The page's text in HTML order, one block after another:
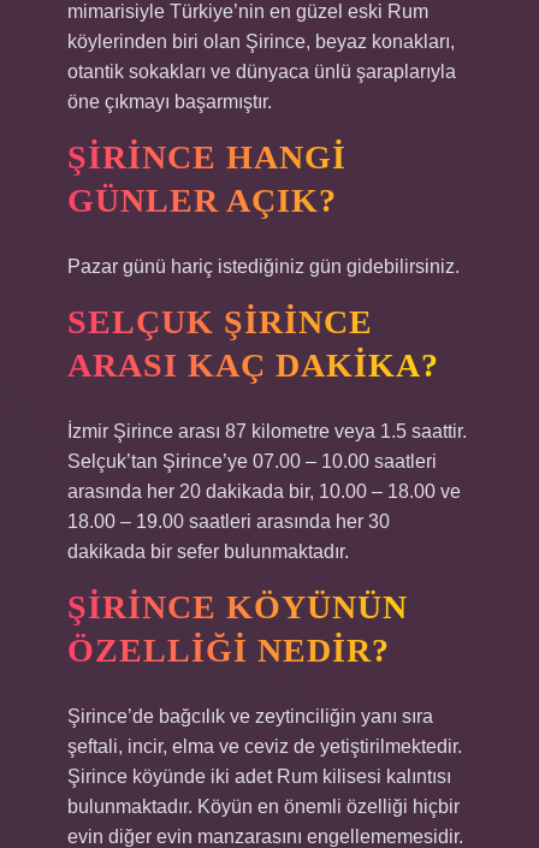
mimarisiyle Türkiye’nin en güzel eski Rum
köylerinden biri olan Şirince, beyaz konakları,
otantik sokakları ve dünyaca ünlü şaraplarıyla
öne çıkmayı başarmıştır.
ŞIRINCE HANGI
GÜNLER AÇIK?
Pazar günü hariç istediğiniz gün gidebilirsiniz.
SELÇUK ŞIRINCE
ARASI KAÇ DAKIKA?
İzmir Şirince arası 87 kilometre veya 1.5 saattir.
Selçuk’tan Şirince’ye 07.00 – 10.00 saatleri
arasında her 20 dakikada bir, 10.00 – 18.00 ve
18.00 – 19.00 saatleri arasında her 30
dakikada bir sefer bulunmaktadır.
ŞIRINCE KÖYÜNÜN
ÖZELLIĞI NEDIR?
Şirince’de bağcılık ve zeytinciliğin yanı sıra
şeftali, incir, elma ve ceviz de yetiştirilmektedir.
Şirince köyünde iki adet Rum kilisesi kalıntısı
bulunmaktadır. Köyün en önemli özelliği hiçbir
evin diğer evin manzarasını engellememesidir.